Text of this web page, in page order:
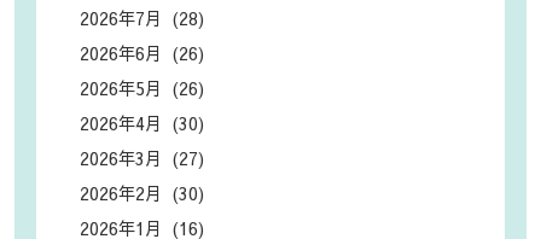
2026年7月 (28)
2026年6月 (26)
2026年5月 (26)
2026年4月 (30)
2026年3月 (27)
2026年2月 (30)
2026年1月 (16)